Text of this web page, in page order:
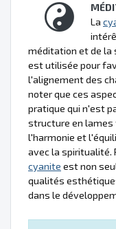
La
méditation et de la
est utilisée pour
l'alignement des
noter que ces
pratique qui n'est
structure en
l'harmonie et
avec la spiritualité.
cyanite est non
qualités
dans le